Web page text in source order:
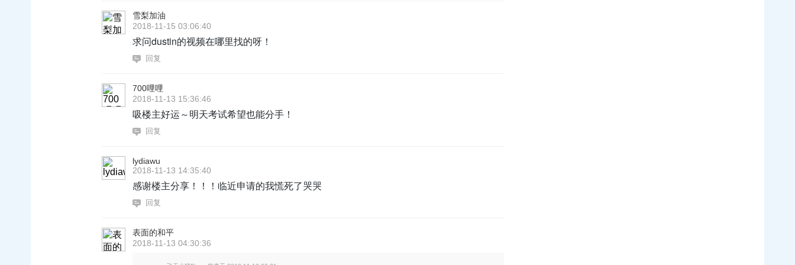
雪梨加油
2018-11-15 03:06:40
求问dustin的视频在哪里找的呀！
回复
700哩哩
2018-11-13 15:36:46
吸楼主好运～明天考试希望也能分手！
回复
lydiawu
2018-11-13 14:35:40
感谢楼主分享！！！临近申请的我慌死了哭哭
回复
表面的和平
2018-11-13 04:30:36